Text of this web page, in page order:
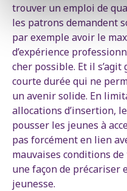
trouver un emploi de
les patrons demandent
par exemple avoir le
d’expérience
cher possible. Et il
courte durée qui ne
un avenir solide. En
allocations d’insertion,
pousser les jeunes à
pas forcément en lien
mauvaises conditions
une façon de précariser
jeunesse.